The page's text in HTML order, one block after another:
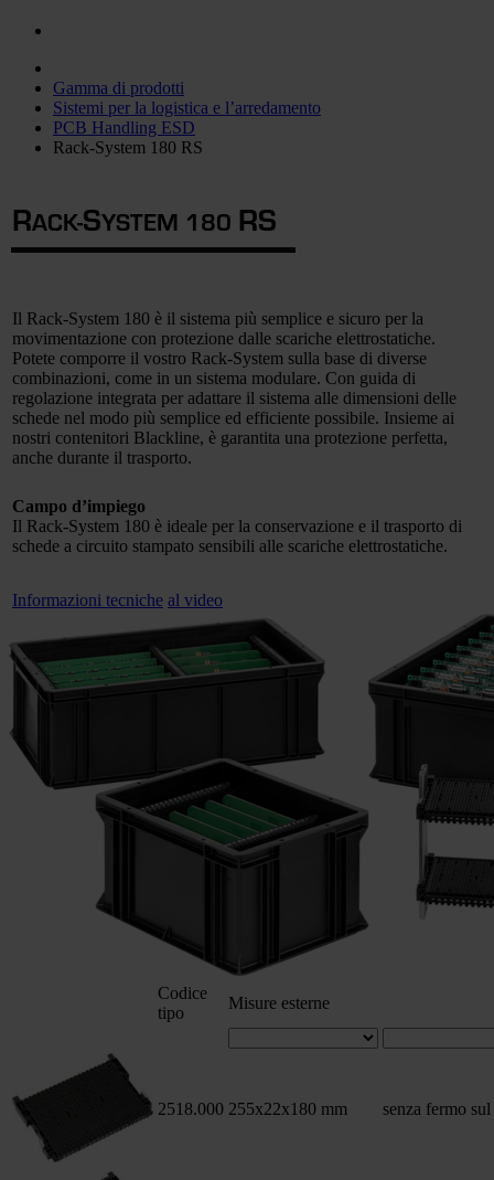
Gamma di prodotti
Sistemi per la logistica e l’arredamento
PCB Handling ESD
Rack-System 180 RS
RACK-SYSTEM 180 RS
Il Rack-System 180 è il sistema più semplice e sicuro per la
movimentazione con protezione dalle scariche elettrostatiche.
Potete comporre il vostro Rack-System sulla base di diverse
combinazioni, come in un sistema modulare. Con guida di
regolazione integrata per adattare il sistema alle dimensioni delle
schede nel modo più semplice ed efficiente possibile. Insieme ai
nostri contenitori Blackline, è garantita una protezione perfetta,
anche durante il trasporto.
Campo d’impiego
Il Rack-System 180 è ideale per la conservazione e il trasporto di
schede a circuito stampato sensibili alle scariche elettrostatiche.
Informazioni tecniche al video
Codice
tipo
Misure esterne
2518.000 255x22x180 mm senza fermo